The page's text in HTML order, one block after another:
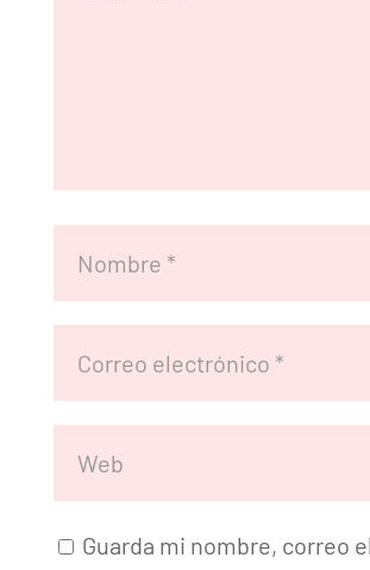
Guarda mi nombre, correo